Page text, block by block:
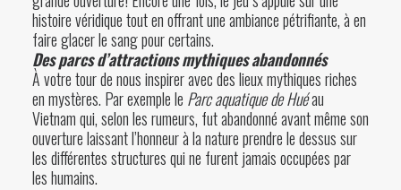
histoire véridique tout en offrant une ambiance pétrifiante, à en
faire glacer le sang pour certains.
Des parcs d’attractions mythiques abandonnés
À votre tour de nous inspirer avec des lieux mythiques riches
en mystères. Par exemple le Parc aquatique de Huéau
Vietnam qui, selon les rumeurs, fut abandonné avant même son
ouverture laissant l’honneur à la nature prendre le dessus sur
les différentes structures qui ne furent jamais occupées par
les humains.